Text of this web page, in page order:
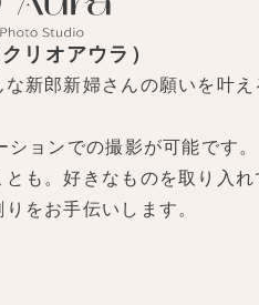
リオアウラ）
な新郎新婦さんの願いを叶
ションでの撮影が可能です
も。好きなものを取り入
をお手伝いします。